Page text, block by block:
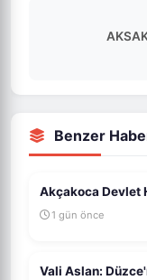
Benzer
Akçakoca Devlet
1 gün önce
Vali Aslan: